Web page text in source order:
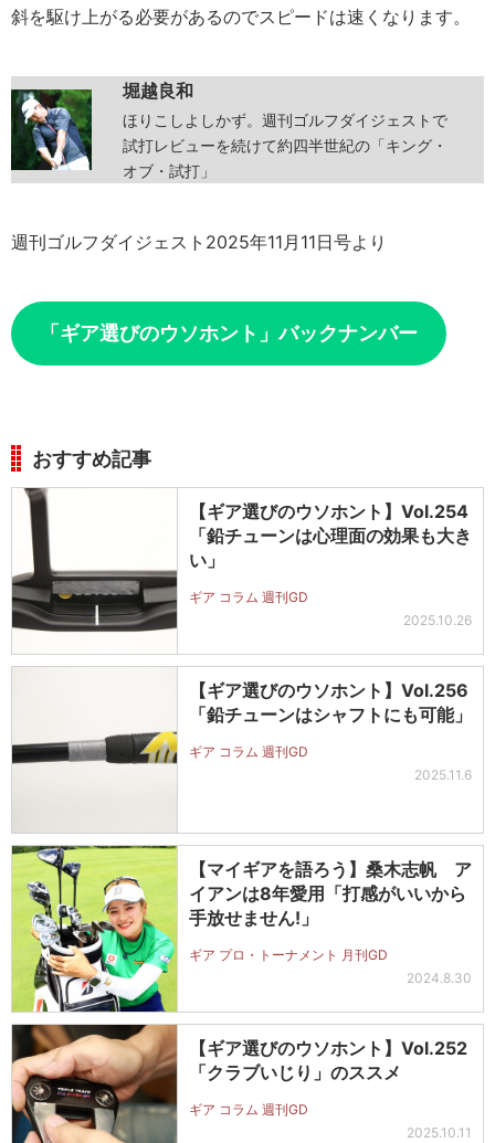
斜を駆け上がる必要があるのでスピードは速くなります。
堀越良和
ほりこしよしかず。週刊ゴルフダイジェストで
試打レビューを続けて約四半世紀の「キング・
オブ・試打」
週刊ゴルフダイジェスト2025年11月11日号より
「ギア選びのウソホント」バックナンバー
おすすめ記事
【ギア選びのウソホント】Vol.254
「鉛チューンは心理面の効果も大き
い」
ギア コラム 週刊GD
2025.10.26
【ギア選びのウソホント】Vol.256
「鉛チューンはシャフトにも可能」
ギア コラム 週刊GD
2025.11.6
【マイギアを語ろう】桑木志帆 ア
イアンは8年愛用「打感がいいから
手放せません!」
ギア プロ・トーナメント 月刊GD
2024.8.30
【ギア選びのウソホント】Vol.252
「クラブいじり」のススメ
ギア コラム 週刊GD
2025.10.11